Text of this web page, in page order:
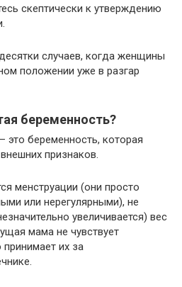
скептически к утверждению
случаев, когда женщины
положении уже в разгар
беременность?
беременность, которая
признаков.
менструации (они просто
или нерегулярными), не
увеличивается) вес
мама не чувствует
их за